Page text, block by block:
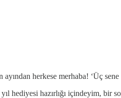
ayından herkese merhaba! ‘Üç
hediyesi hazırlığı içindeyim, bir